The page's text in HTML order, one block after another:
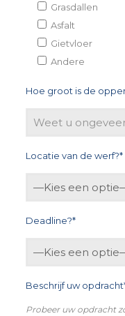
Grasdallen
Asfalt
Gietvloer
Andere
Hoe groot is de
Locatie van de werf?*
Deadline?*
Beschrijf uw
Probeer uw opdracht